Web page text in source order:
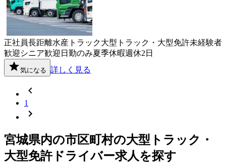
正社員長距離水産 トラック大型トラック・大型免許未経験者
歓迎 シニア歓迎 日勤のみ夏季休暇週休2日
気になる 詳しく見る
1
宮城県内の市区町村の大型トラック・
大型免許ドライバー求人を探す